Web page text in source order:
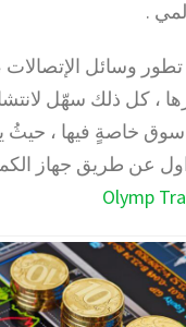
.
وسائل الإتصالات
، كل ذلك سهّل
خاصةٍ فيها ، حيثُ
عن طريق جهاز
Olymp